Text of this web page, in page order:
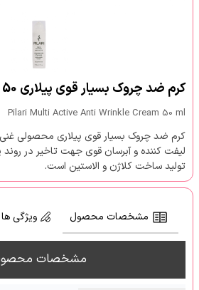
کرم ضد چروک بسیار قوی پیلاری 50 میلی لیتر
Pilari Multi Active Anti Wrinkle Cream 50 ml
کرم ضد چروک بسیار قوی پیلاری محصولی غنی
لیفت کننده و آبرسان قوی جهت تاخیر در
تولید ساخت کلاژن و الاستین است.
مشخصات محصول ویژگی ها
مشخصات